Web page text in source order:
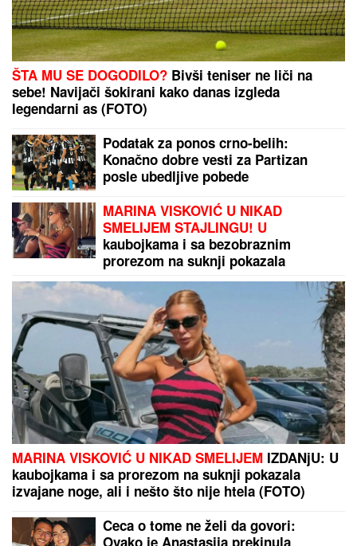
DŽEJEVA NAJVEĆA LJUBAV DANAS PROSLAVLJA
ROĐENDANEvo kako Andrijana sada izgleda: Nije u
kontaktu sa njegovim ćerkama, a jedan detalj svi
Konobari u Baru presvisnuli od
muke kada su videli KOLIKI BAKŠIŠ
su dobili na račun od 80 evra! A svi
gledaju koliko košta GURMANSKA
PLJESKAVICA - i evo kako
komentarišu NAPOJNICU
DNEVNI HOROSKOP ZA
NEDELjU, 9.
AVGUST: Bik ima porodične, Lav
ljubavne, a Škorpija probleme u
karijeri, Vodolija u sukobu sa
autoritetima